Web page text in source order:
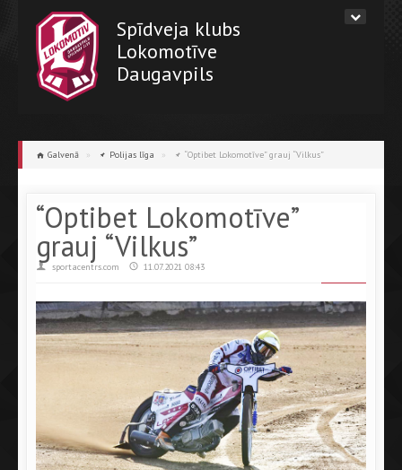
Spīdveja klubs
Lokomotīve
Daugavpils
Galvenā » Polijas līga » “Optibet Lokomotīve” grauj “Vilkus”
“Optibet Lokomotīve”
grauj “Vilkus”
sportacentrs.com 11.07.2021 08:43